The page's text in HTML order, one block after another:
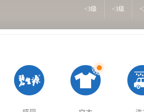
<3级 <3级